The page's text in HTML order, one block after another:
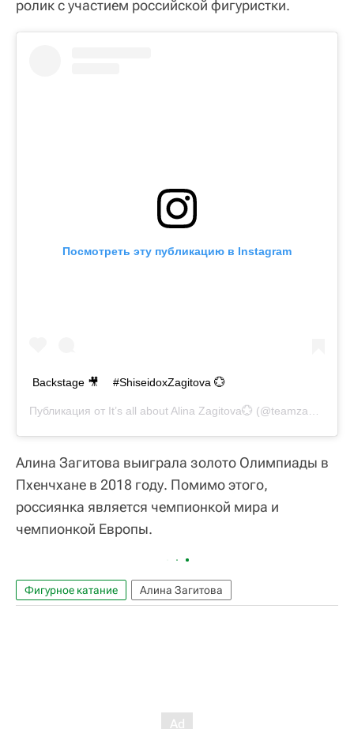
ролик с участием российской фигуристки.
Посмотреть эту публикацию в Instagram
Backstage 🎥 ⁣⁣⠀ #ShiseidoxZagitova 💮
Публикация от It’s all about Alina Zagitova💮 (@teamzagitova)
Алина Загитова выиграла золото Олимпиады в
Пхенчхане в 2018 году. Помимо этого,
россиянка является чемпионкой мира и
чемпионкой Европы.
Фигурное катание Алина Загитова